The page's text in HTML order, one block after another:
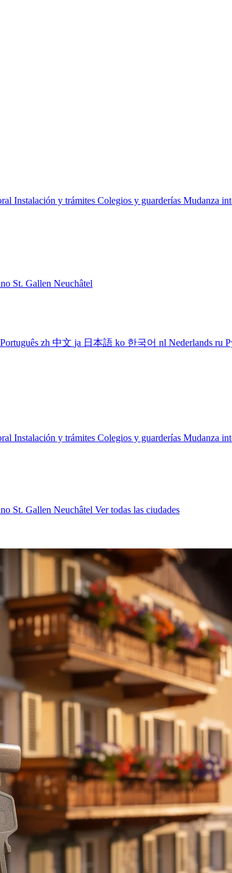
Instalación y trámites Colegios y guarderías Mudanza
St. Gallen Neuchâtel
Português zh 中文 ja 日本語 ko 한국어 nl Nederlands ru
Instalación y trámites Colegios y guarderías Mudanza
St. Gallen Neuchâtel Ver todas las ciudades